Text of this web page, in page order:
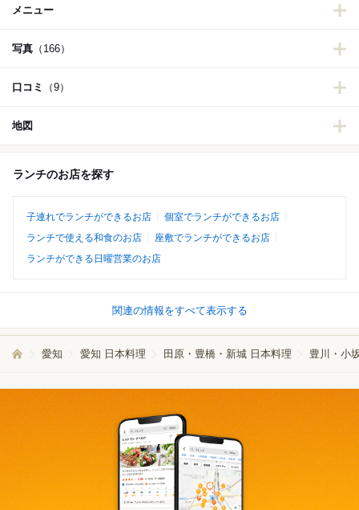
メニュー
写真 （166）
口コミ （9）
地図
ランチのお店を探す
子連れでランチができるお店
個室でランチができるお店
ランチで使える和食のお店
座敷でランチができるお店
ランチができる日曜営業のお店
関連の情報をすべて表示する
愛知 愛知 日本料理 田原・豊橋・新城 日本料理 豊川・小